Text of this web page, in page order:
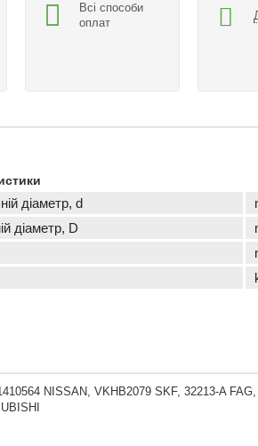
Всі способи
оплат
діаметр, d
діаметр, D
NISSAN, VKHB2079 SKF, 32213-A